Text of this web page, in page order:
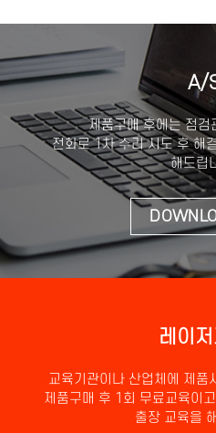
A/
제품구매 후에는 점검
전화로 1차 수리 시도 후 해
해드립
레이
교육기관이나 산업체에 제품
제품구매 후 1회 무료교육이
출장 교육을